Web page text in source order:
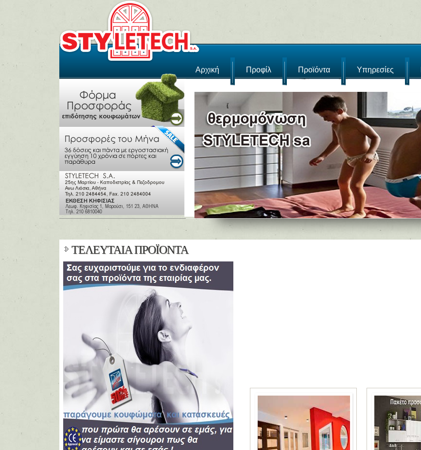
Αρχική Προφίλ Προϊόντα Υπηρεσίες
ΤΕΛΕΥΤΑΙΑ ΠΡΟΪΟΝΤΑ